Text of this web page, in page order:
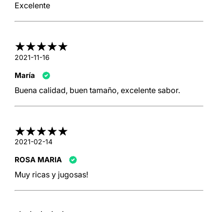
Excelente
2021-11-16
María
Buena calidad, buen tamaño, excelente sabor.
2021-02-14
ROSA MARIA
Muy ricas y jugosas!